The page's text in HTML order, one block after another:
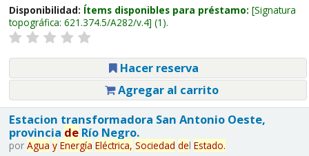
Disponibilidad: Ítems disponibles para préstamo: Signatura
topográfica: 621.374.5/A282/v.4 (1).
Hacer reserva
Agregar al carrito
Estacion transformadora San Antonio Oeste,
provincia deRío Negro.
por Agua y Energía Eléctrica, Sociedad del Estado.